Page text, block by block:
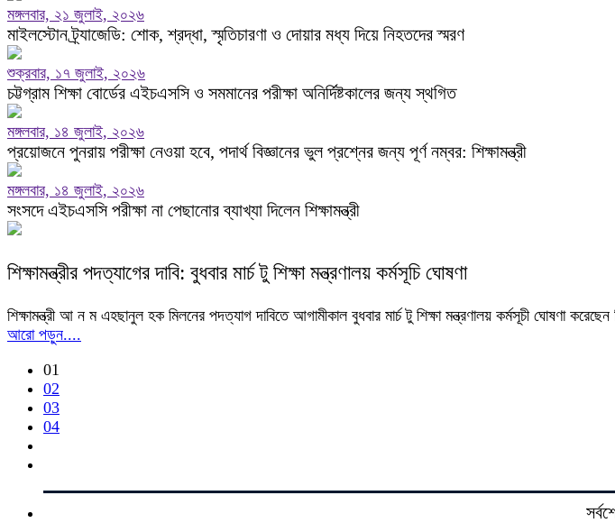
মঙ্গলবার, ২১ জুলাই, ২০২৬
মাইলস্টোন ট্র্যাজেডি: শোক, শ্রদ্ধা, স্মৃতিচারণা ও দোয়ার মধ্য দিয়ে নিহতদের স্মরণ
শুক্রবার, ১৭ জুলাই, ২০২৬
চট্টগ্রাম শিক্ষা বোর্ডের এইচএসসি ও সমমানের পরীক্ষা অনির্দিষ্টকালের জন্য স্থগিত
মঙ্গলবার, ১৪ জুলাই, ২০২৬
প্রয়োজনে পুনরায় পরীক্ষা নেওয়া হবে, পদার্থ বিজ্ঞানের ভুল প্রশ্নের জন্য পূর্ণ নম্বর: শিক্ষামন্ত্রী
মঙ্গলবার, ১৪ জুলাই, ২০২৬
সংসদে এইচএসসি পরীক্ষা না পেছানোর ব্যাখ্যা দিলেন শিক্ষামন্ত্রী
শিক্ষামন্ত্রীর পদত্যাগের দাবি: বুধবার মার্চ টু শিক্ষা মন্ত্রণালয় কর্মসূচি ঘোষণা
শিক্ষামন্ত্রী আ ন ম এহছানুল হক মিলনের পদত্যাগ দাবিতে আগামীকাল বুধবার মার্চ টু শিক্ষা মন্ত্রণালয় কর্মসূচী ঘোষণা
আরো পড়ুন....
01
02
03
04